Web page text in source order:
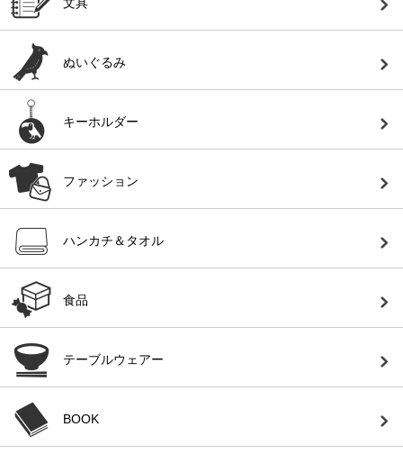
ぬいぐるみ
キーホルダー
ファッション
ハンカチ＆タオル
食品
テーブルウェアー
BOOK